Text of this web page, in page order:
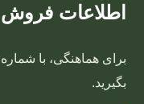
اطلاعات فروش
برای هماهنگی، با
بگیرید.